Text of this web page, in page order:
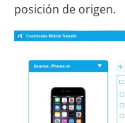
posición de origen.